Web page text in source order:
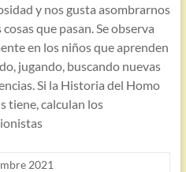
y nos gusta asombrarnos
cosas que pasan. Se observa
en los niños que aprenden
jugando, buscando nuevas
Si la Historia del Homo
tiene, calculan los
2021